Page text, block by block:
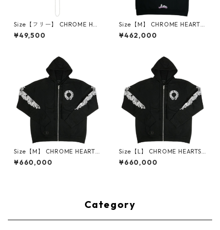
Size【フリー】 CHROME HEA
RTS クロム・ハーツ BALL CH
AIN 30I SILVER ネックレスチ
¥49,500
Size【M】 CHROME HEARTS
クロム・ハーツ DEADLY DOL
L PULLOVER HOODIE BLACK
¥462,000
Size【M】 CHROME HEARTS
クロム・ハーツ HORSESHOE
FULL ZIP HOODIE BLACK ジ
¥660,000
Size【L】 CHROME HEARTS
クロム・ハーツ HORSESHOE
FULL ZIP HOODIE BLACK ジ
¥660,000
Category